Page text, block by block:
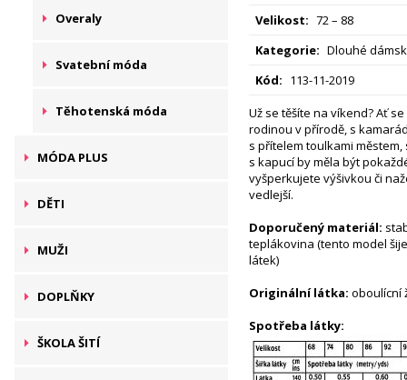
Overaly
Svatební móda
Těhotenská móda
MÓDA PLUS
DĚTI
MUŽI
DOPLŇKY
ŠKOLA ŠITÍ
Velikost: 72 – 88
Kategorie: Dlouhé
Kód: 113-11-2019
Už se těšíte na víkend? Ať
rodinou v přírodě, s
s přítelem toulkami
s kapucí by měla být
vyšperkujete výšivkou či
vedlejší.
Doporučený materiál:
teplákovina (tento model
látek)
Originální látka: oboulícní
Spotřeba látky: